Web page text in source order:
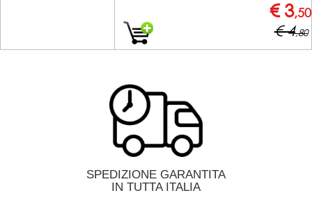
€ 3,50
€ 4,80
SPEDIZIONE GARANTITA
IN TUTTA ITALIA